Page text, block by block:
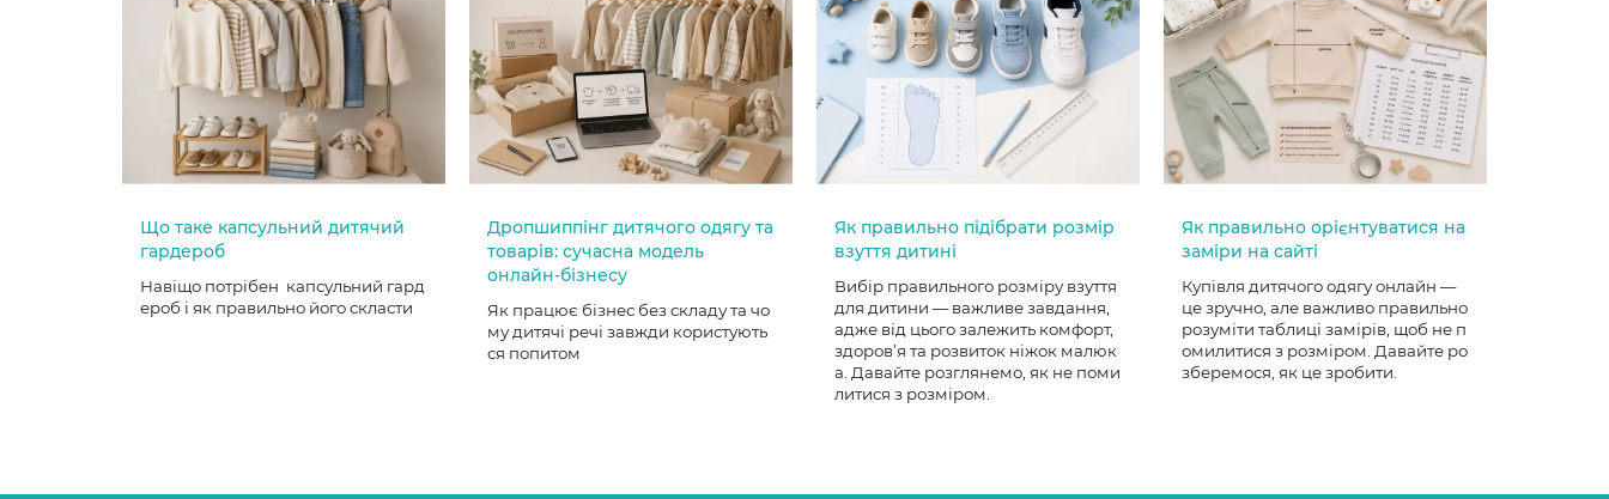
Що таке капсульний дитячий
гардероб
Навіщо потрібен капсульний гард
ероб і як правильно його скласти
Дропшиппінг дитячого одягу та
товарів: сучасна модель
онлайн-бізнесу
Як працює бізнес без складу та чо
му дитячі речі завжди користують
ся попитом
Як правильно підібрати розмір
взуття дитині
Вибір правильного розміру взуття
для дитини — важливе завдання,
адже від цього залежить комфорт,
здоров’я та розвиток ніжок малюк
а. Давайте розглянемо, як не поми
литися з розміром.
Як правильно орієнтуватися на
заміри на сайті
Купівля дитячого одягу онлайн —
це зручно, але важливо правильно
розуміти таблиці замірів, щоб не п
омилитися з розміром. Давайте ро
зберемося, як це зробити.